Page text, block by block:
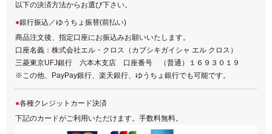
以下の決済方法からお選び下さい。
銀行振込／ゆうちょ振替(前払い)
商品注文後、指定口座にお振込みお願いいたします。
口座名義：株式会社エル・クロス（カブシキガイシャ エル クロス）
三菱東京UFJ銀行 六本木支店 口座番号 （普通）１６９３０１９
※この他、PayPay銀行、楽天銀行、ゆうちょ銀行でも可能です。
各種クレジットカード決済
下記のカードがご利用いただけます。手数料無料。